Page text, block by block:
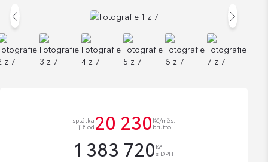
splátka
již od 20 230 Kč/měs.
brutto
1 383 720 Kč
s DPH